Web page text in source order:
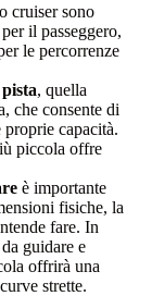
cruiser sono
il passeggero,
le percorrenze
, quella
che consente di
capacità.
piccola offre
è importante
fisiche, la
fare. In
guidare e
offrirà una
strette.